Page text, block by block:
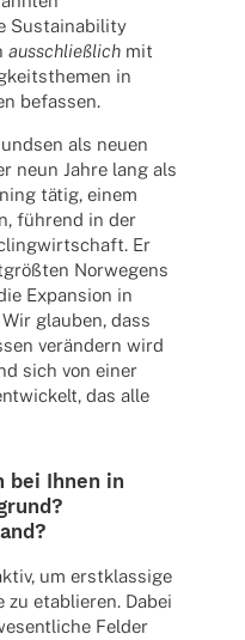
Sustaina­bi­lity
ausschließ­lichmit
in
befassen.
als neuen
neun Jahre lang als
tätig, einem
führend in der
Er
Norwe­gens
Expan­sion in
glau­ben, dass
verän­dern wird
sich von einer
das alle
bei Ihnen in
um erst­klas­sige
etablie­ren. Dabei
Felder